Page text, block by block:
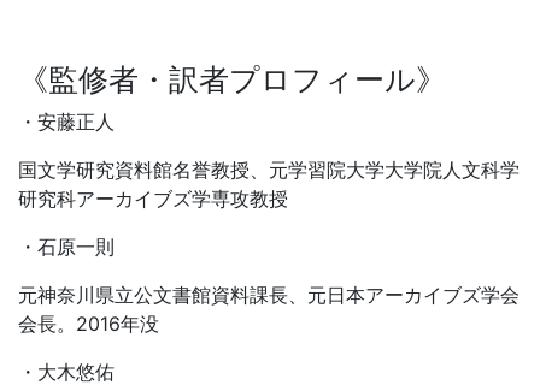
《監修者・訳者プロフィール》
・安藤正人
国文学研究資料館名誉教授、元学習院大学大学院人文科学
研究科アーカイブズ学専攻教授
・石原一則
元神奈川県立公文書館資料課長、元日本アーカイブズ学会
会長。2016年没
・大木悠佑